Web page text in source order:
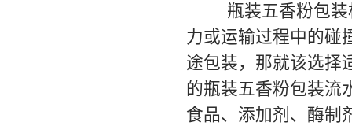
瓶装五香粉包装
力或运输过程中的碰
途包装，那就该选择
的瓶装五香粉包装流
食品、添加剂、酶制